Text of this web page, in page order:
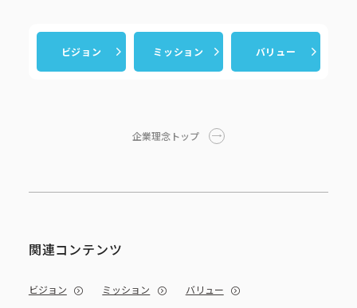
ビジョン ミッション バリュー
企業理念トップ
関連コンテンツ
ビジョン ミッション バリュー